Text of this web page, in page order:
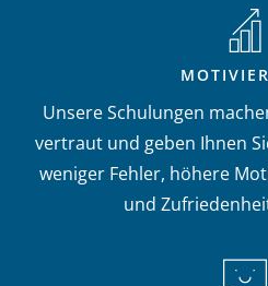
Unsere Schulungen
vertraut und geben Ihnen
weniger Fehler, höhere
und